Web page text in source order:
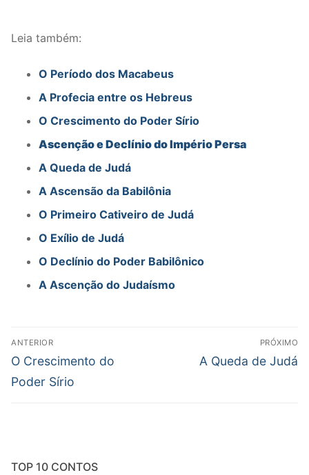
Leia também:
O Período dos Macabeus
A Profecia entre os Hebreus
O Crescimento do Poder Sírio
Ascenção e Declínio do Império Persa
A Queda de Judá
A Ascensão da Babilônia
O Primeiro Cativeiro de Judá
O Exílio de Judá
O Declínio do Poder Babilônico
A Ascenção do Judaísmo
Navegação
de
Post
ANTERIOR
Post
anterior:
O Crescimento do
Poder Sírio
PRÓXIMO
Próximo
A Queda de Judá
TOP 10 CONTOS